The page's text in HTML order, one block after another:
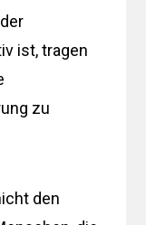
ist, tragen
zu
den